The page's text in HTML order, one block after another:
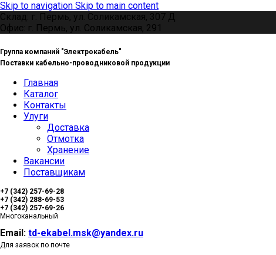
Skip to navigation Skip to main content
Склад: г. Пермь, ул. Соликамская, 307 Д
Офис: г. Пермь, ул. Соликамская, 291
Группа компаний "Электрокабель"
Поставки кабельно-проводниковой продукции
Главная
Каталог
Контакты
Улуги
Доставка
Отмотка
Хранение
Вакансии
Поставщикам
+7 (342) 257-69-28
+7 (342) 288-69-53
+7 (342) 257-69-26
Многоканальный
Email: td-ekabel.msk@yandex.ru
Для заявок по почте